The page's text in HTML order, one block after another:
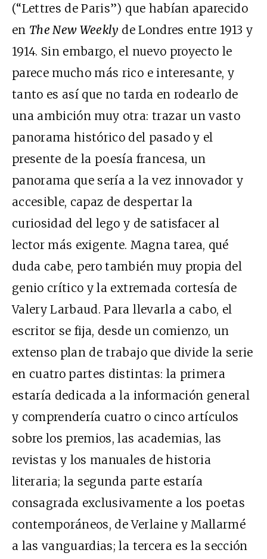
(“Lettres de Paris”) que habían aparecido
en The New Weekly de Londres entre 1913 y
1914. Sin embargo, el nuevo proyecto le
parece mucho más rico e interesante, y
tanto es así que no tarda en rodearlo de
una ambición muy otra: trazar un vasto
panorama histórico del pasado y el
presente de la poesía francesa, un
panorama que sería a la vez innovador y
accesible, capaz de despertar la
curiosidad del lego y de satisfacer al
lector más exigente. Magna tarea, qué
duda cabe, pero también muy propia del
genio crítico y la extremada cortesía de
Valery Larbaud. Para llevarla a cabo, el
escritor se fija, desde un comienzo, un
extenso plan de trabajo que divide la serie
en cuatro partes distintas: la primera
estaría dedicada a la información general
y comprendería cuatro o cinco artículos
sobre los premios, las academias, las
revistas y los manuales de historia
literaria; la segunda parte estaría
consagrada exclusivamente a los poetas
contemporáneos, de Verlaine y Mallarmé
a las vanguardias; la tercera es la sección